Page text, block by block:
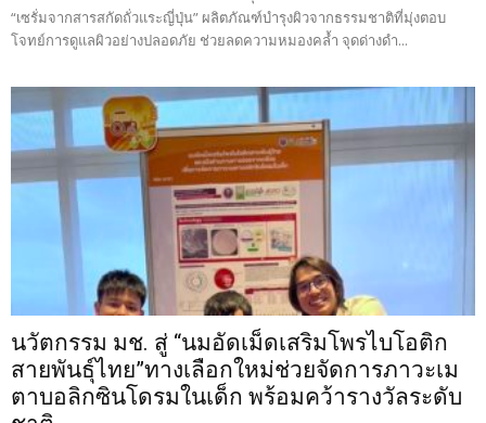
“เซรั่มจากสารสกัดถั่วแระญี่ปุ่น” ผลิตภัณฑ์บำรุงผิวจากธรรมชาติที่มุ่งตอบ
โจทย์การดูแลผิวอย่างปลอดภัย ช่วยลดความหมองคล้ำ จุดด่างดำ...
นวัตกรรม มช. สู่ “นมอัดเม็ดเสริมโพรไบโอติก
สายพันธุ์ไทย”ทางเลือกใหม่ช่วยจัดการภาวะเม
ตาบอลิกซินโดรมในเด็ก พร้อมคว้ารางวัลระดับ